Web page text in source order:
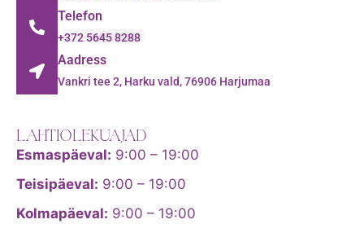
Telefon
+372 5645 8288
Aadress
Vankri tee 2, Harku vald, 76906 Harjumaa
LAHTIOLEKUAJAD
Esmaspäeval: 9:00 – 19:00
Teisipäeval: 9:00 – 19:00
Kolmapäeval: 9:00 – 19:00